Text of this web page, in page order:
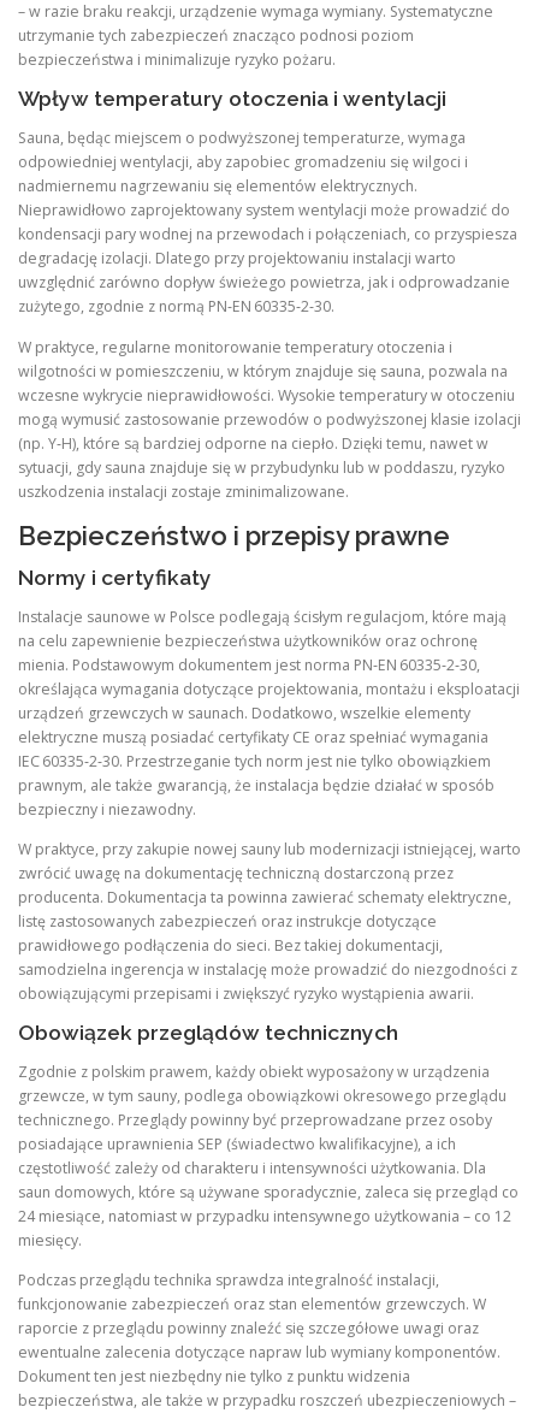
– w razie braku reakcji, urządzenie wymaga wymiany. Systematyczne
utrzymanie tych zabezpieczeń znacząco podnosi poziom
bezpieczeństwa i minimalizuje ryzyko pożaru.
Wpływ temperatury otoczenia i wentylacji
Sauna, będąc miejscem o podwyższonej temperaturze, wymaga
odpowiedniej wentylacji, aby zapobiec gromadzeniu się wilgoci i
nadmiernemu nagrzewaniu się elementów elektrycznych.
Nieprawidłowo zaprojektowany system wentylacji może prowadzić do
kondensacji pary wodnej na przewodach i połączeniach, co przyspiesza
degradację izolacji. Dlatego przy projektowaniu instalacji warto
uwzględnić zarówno dopływ świeżego powietrza, jak i odprowadzanie
zużytego, zgodnie z normą PN‑EN 60335‑2‑30.
W praktyce, regularne monitorowanie temperatury otoczenia i
wilgotności w pomieszczeniu, w którym znajduje się sauna, pozwala na
wczesne wykrycie nieprawidłowości. Wysokie temperatury w otoczeniu
mogą wymusić zastosowanie przewodów o podwyższonej klasie izolacji
(np. Y‑H), które są bardziej odporne na ciepło. Dzięki temu, nawet w
sytuacji, gdy sauna znajduje się w przybudynku lub w poddaszu, ryzyko
uszkodzenia instalacji zostaje zminimalizowane.
Bezpieczeństwo i przepisy prawne
Normy i certyfikaty
Instalacje saunowe w Polsce podlegają ścisłym regulacjom, które mają
na celu zapewnienie bezpieczeństwa użytkowników oraz ochronę
mienia. Podstawowym dokumentem jest norma PN‑EN 60335‑2‑30,
określająca wymagania dotyczące projektowania, montażu i eksploatacji
urządzeń grzewczych w saunach. Dodatkowo, wszelkie elementy
elektryczne muszą posiadać certyfikaty CE oraz spełniać wymagania
IEC 60335‑2‑30. Przestrzeganie tych norm jest nie tylko obowiązkiem
prawnym, ale także gwarancją, że instalacja będzie działać w sposób
bezpieczny i niezawodny.
W praktyce, przy zakupie nowej sauny lub modernizacji istniejącej, warto
zwrócić uwagę na dokumentację techniczną dostarczoną przez
producenta. Dokumentacja ta powinna zawierać schematy elektryczne,
listę zastosowanych zabezpieczeń oraz instrukcje dotyczące
prawidłowego podłączenia do sieci. Bez takiej dokumentacji,
samodzielna ingerencja w instalację może prowadzić do niezgodności z
obowiązującymi przepisami i zwiększyć ryzyko wystąpienia awarii.
Obowiązek przeglądów technicznych
Zgodnie z polskim prawem, każdy obiekt wyposażony w urządzenia
grzewcze, w tym sauny, podlega obowiązkowi okresowego przeglądu
technicznego. Przeglądy powinny być przeprowadzane przez osoby
posiadające uprawnienia SEP (świadectwo kwalifikacyjne), a ich
częstotliwość zależy od charakteru i intensywności użytkowania. Dla
saun domowych, które są używane sporadycznie, zaleca się przegląd co
24 miesiące, natomiast w przypadku intensywnego użytkowania – co 12
miesięcy.
Podczas przeglądu technika sprawdza integralność instalacji,
funkcjonowanie zabezpieczeń oraz stan elementów grzewczych. W
raporcie z przeglądu powinny znaleźć się szczegółowe uwagi oraz
ewentualne zalecenia dotyczące napraw lub wymiany komponentów.
Dokument ten jest niezbędny nie tylko z punktu widzenia
bezpieczeństwa, ale także w przypadku roszczeń ubezpieczeniowych –